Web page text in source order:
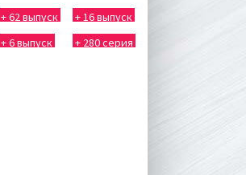
выпуск
+ 62 выпуск
+ 16 выпуск
+ 6 выпуск
+ 280 серия